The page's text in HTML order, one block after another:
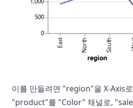
이를 만들려면 "region"을 X-Axis
"product"를 "Color" 채널로,